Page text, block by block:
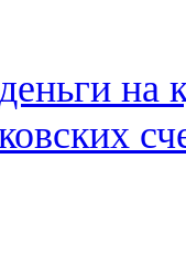
на